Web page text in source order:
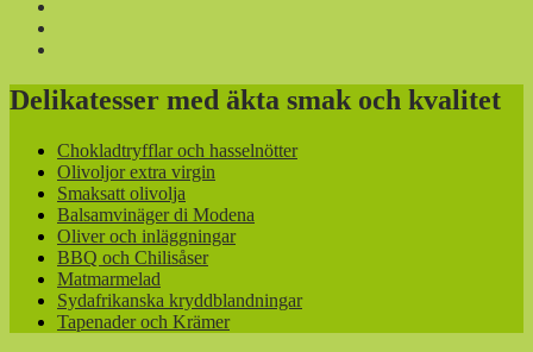
Delikatesser med äkta smak och kvalitet
Chokladtryfflar och hasselnötter
Olivoljor extra virgin
Smaksatt olivolja
Balsamvinäger di Modena
Oliver och inläggningar
BBQ och Chilisåser
Matmarmelad
Sydafrikanska kryddblandningar
Tapenader och Krämer